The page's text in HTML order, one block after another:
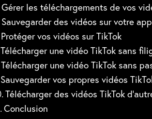
Gérer les téléchargements de vos
Sauvegarder des vidéos sur votre
Protéger vos vidéos sur TikTok
Télécharger une vidéo TikTok sans
Télécharger une vidéo TikTok sans
Sauvegarder vos propres vidéos
Télécharger des vidéos TikTok
Conclusion